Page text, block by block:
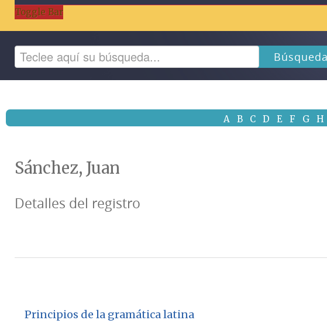
Toggle Bar
A B C D E F G H
Sánchez, Juan
Detalles del registro
Principios de la gramática latina